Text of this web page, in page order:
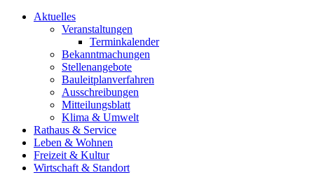
Aktuelles
Veranstaltungen
Terminkalender
Bekanntmachungen
Stellenangebote
Bauleitplanverfahren
Ausschreibungen
Mitteilungsblatt
Klima & Umwelt
Rathaus & Service
Leben & Wohnen
Freizeit & Kultur
Wirtschaft & Standort